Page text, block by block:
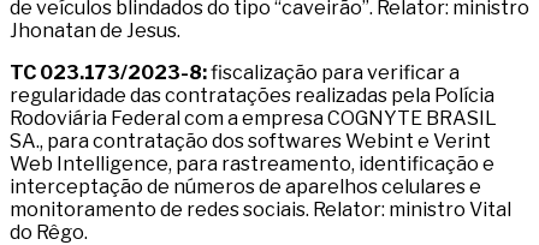
de veículos blindados do tipo “caveirão”. Relator: ministro
Jhonatan de Jesus.
TC 023.173/2023-8:fiscalização para verificar a
regularidade das contratações realizadas pela Polícia
Rodoviária Federal com a empresa COGNYTE BRASIL
SA., para contratação dos softwares Webint e Verint
Web Intelligence, para rastreamento, identificação e
interceptação de números de aparelhos celulares e
monitoramento de redes sociais. Relator: ministro Vital
do Rêgo.